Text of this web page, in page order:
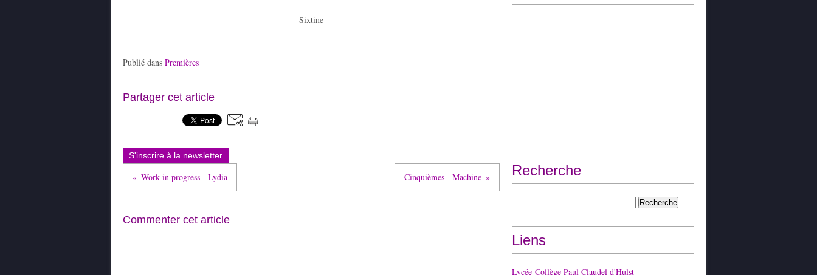
Sixtine
Publié dans Premières
Partager cet article
S'inscrire à la newsletter
Work in progress - Lydia Cinquièmes - Machine
Commenter cet article
Recherche
Liens
Lycée-Collège Paul Claudel d'Hulst